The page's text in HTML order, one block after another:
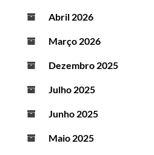
Abril 2026
Março 2026
Dezembro 2025
Julho 2025
Junho 2025
Maio 2025